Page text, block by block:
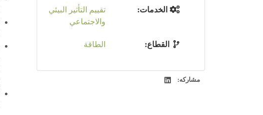
الخدمات:
تقييم التأثير البيئي
والاجتماعي
القطاع: الطاقة
مشاركه: